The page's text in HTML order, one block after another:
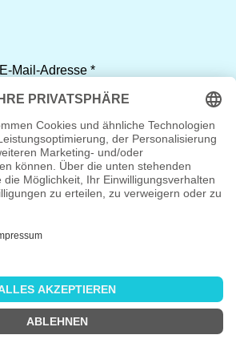
Mail-Adresse *Erforderlich
Anmelden
gelesen und stimme